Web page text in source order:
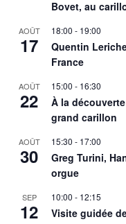
Bovet, au
AOÛT
17
18:00 - 19:00
Quentin
France
AOÛT
22
15:00 - 16:30
À la
grand carillon
AOÛT
30
15:30 - 17:00
Greg Turini,
orgue
SEP
12
10:00 - 12:15
Visite guidée